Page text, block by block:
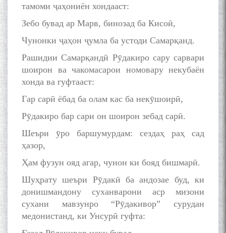
тамоми ҷаҳониён хондааст:
Зебо бувад ар Марв, бинозад ба Кисоӣ,
Чунонки ҷаҳон ҷумла ба устоди Самарқанд.
Рашидии Самарқандӣ Рӯдакиро сару сарвари
шоирон ва чакомасарои номовару некубаён
хонда ва гуфтааст:
Гар сарӣ ёбад ба олам кас ба некӯшоирӣ,
Рӯдакиро бар сари он шоирон зебад сарӣ.
Шеъри ӯро баршумурдам: сездаҳ раҳ сад
ҳазор,
Ҳам фузун ояд агар, чунон ки бояд бишмарӣ.
Шуҳрату шеъри Рӯдакӣ ба андозае буд, ки
донишмандону суханварони аср мизони
сухани мавзунро “Рӯдакивор” сурудан
медонистанд, ки Унсурӣ гуфта: